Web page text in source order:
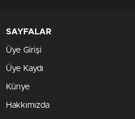
SAYFALAR
Üye Girişi
Üye Kaydı
Künye
Hakkımızda